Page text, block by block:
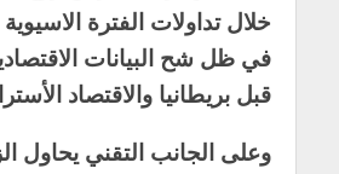
خلال تداولات الفترة
في ظل شح البيانات
قبل بريطانيا والاقتصاد
وعلى الجانب التقني يحاول